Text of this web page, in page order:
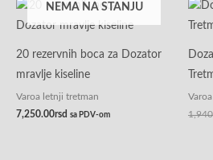
NEMA NA STANJU
20 rezervnih boca za Dozator
mravlje kiseline
Varoa letnji tretman
7,250.00rsd sa PDV-om